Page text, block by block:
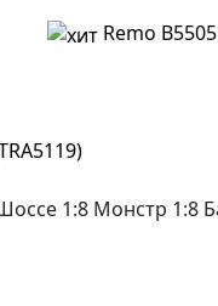
Remo
1:8 Монстр 1:8